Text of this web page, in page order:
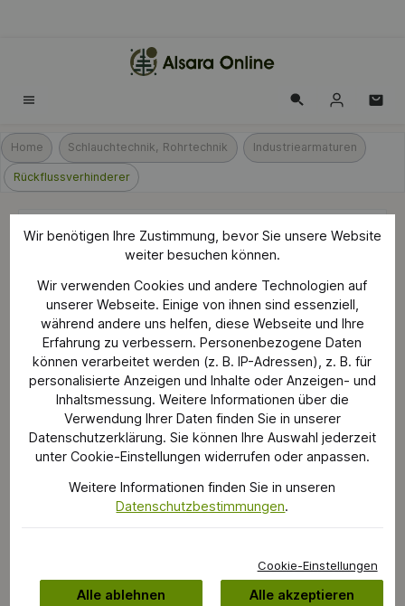
Home Schlauchtechnik, Rohrtechnik Industriearmaturen
Rückflussverhinderer
Duschkopfhalterung FixFit
Rückflussverhinderer
Bildergalerie überspringen
Wir benötigen Ihre Zustimmung, bevor Sie unsere Website
weiter besuchen können.
Wir verwenden Cookies und andere Technologien auf
unserer Webseite. Einige von ihnen sind essenziell,
während andere uns helfen, diese Webseite und Ihre
Erfahrung zu verbessern. Personenbezogene Daten
können verarbeitet werden (z. B. IP-Adressen), z. B. für
personalisierte Anzeigen und Inhalte oder Anzeigen- und
Inhaltsmessung. Weitere Informationen über die
Verwendung Ihrer Daten finden Sie in unserer
Datenschutzerklärung. Sie können Ihre Auswahl jederzeit
unter Cookie-Einstellungen widerrufen oder anpassen.
Weitere Informationen finden Sie in unseren
Datenschutzbestimmungen.
Cookie-Einstellungen
Alle ablehnen Alle akzeptieren